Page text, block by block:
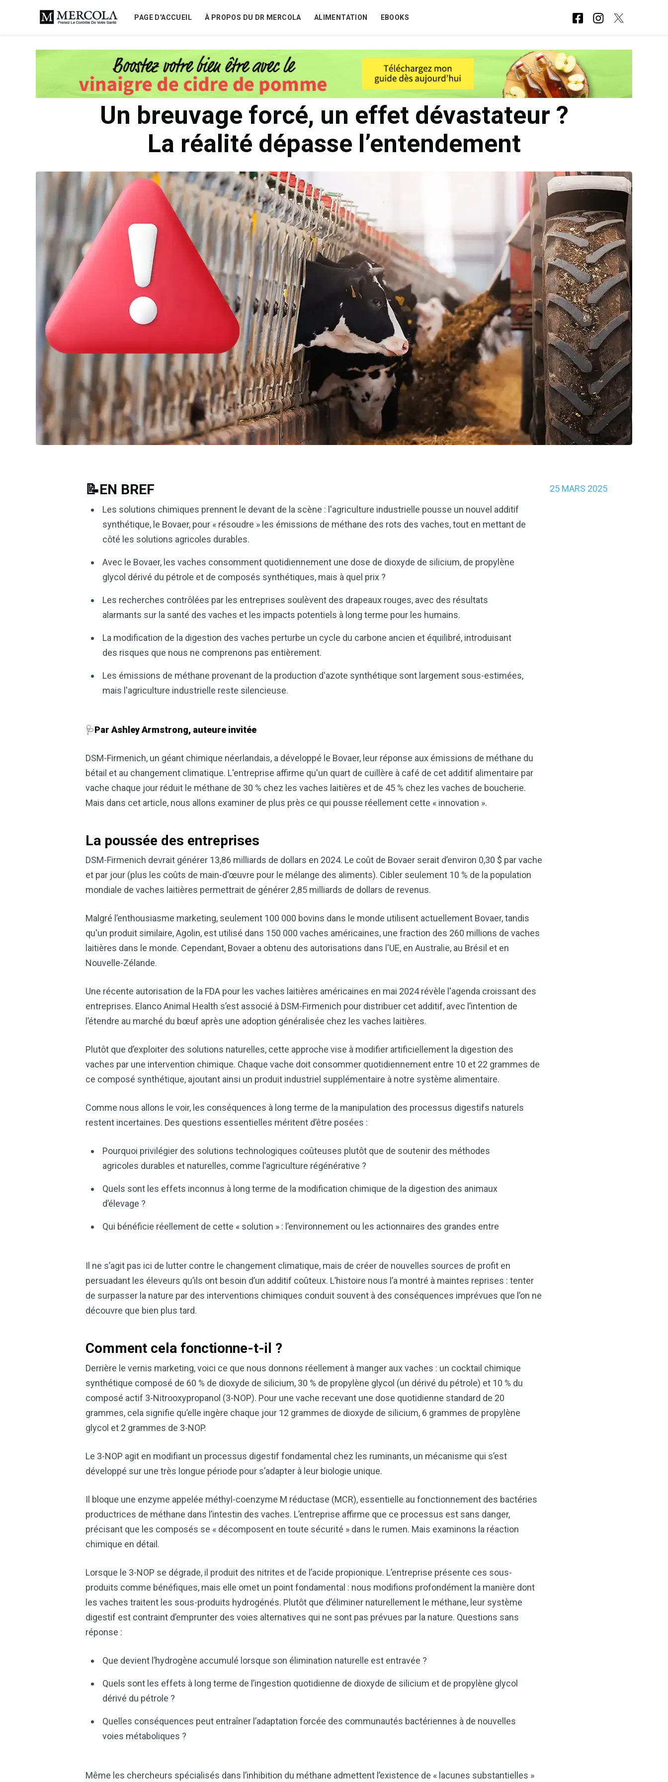
PAGE D'ACCUEIL À PROPOS DU DR MERCOLA ALIMENTATION EBOOKS
Un breuvage forcé, un effet dévastateur ?
La réalité dépasse l’entendement
25 MARS 2025
📝EN BREF
Les solutions chimiques prennent le devant de la scène : l'agriculture industrielle pousse un nouvel additif
synthétique, le Bovaer, pour « résoudre » les émissions de méthane des rots des vaches, tout en mettant de
côté les solutions agricoles durables.
Avec le Bovaer, les vaches consomment quotidiennement une dose de dioxyde de silicium, de propylène
glycol dérivé du pétrole et de composés synthétiques, mais à quel prix ?
Les recherches contrôlées par les entreprises soulèvent des drapeaux rouges, avec des résultats
alarmants sur la santé des vaches et les impacts potentiels à long terme pour les humains.
La modification de la digestion des vaches perturbe un cycle du carbone ancien et équilibré, introduisant
des risques que nous ne comprenons pas entièrement.
Les émissions de méthane provenant de la production d'azote synthétique sont largement sous-estimées,
mais l'agriculture industrielle reste silencieuse.
🩺Par Ashley Armstrong, auteure invitée
DSM-Firmenich, un géant chimique néerlandais, a développé le Bovaer, leur réponse aux émissions de méthane du
bétail et au changement climatique. L'entreprise affirme qu'un quart de cuillère à café de cet additif alimentaire par
vache chaque jour réduit le méthane de 30 % chez les vaches laitières et de 45 % chez les vaches de boucherie.
Mais dans cet article, nous allons examiner de plus près ce qui pousse réellement cette « innovation ».
La poussée des entreprises
DSM-Firmenich devrait générer 13,86 milliards de dollars en 2024. Le coût de Bovaer serait d’environ 0,30 $ par vache
et par jour (plus les coûts de main-d'œuvre pour le mélange des aliments). Cibler seulement 10 % de la population
mondiale de vaches laitières permettrait de générer 2,85 milliards de dollars de revenus.
Malgré l’enthousiasme marketing, seulement 100 000 bovins dans le monde utilisent actuellement Bovaer, tandis
qu'un produit similaire, Agolin, est utilisé dans 150 000 vaches américaines, une fraction des 260 millions de vaches
laitières dans le monde. Cependant, Bovaer a obtenu des autorisations dans l'UE, en Australie, au Brésil et en
Nouvelle-Zélande.
Une récente autorisation de la FDA pour les vaches laitières américaines en mai 2024 révèle l'agenda croissant des
entreprises. Elanco Animal Health s’est associé à DSM-Firmenich pour distribuer cet additif, avec l’intention de
l’étendre au marché du bœuf après une adoption généralisée chez les vaches laitières.
Plutôt que d’exploiter des solutions naturelles, cette approche vise à modifier artificiellement la digestion des
vaches par une intervention chimique. Chaque vache doit consommer quotidiennement entre 10 et 22 grammes de
ce composé synthétique, ajoutant ainsi un produit industriel supplémentaire à notre système alimentaire.
Comme nous allons le voir, les conséquences à long terme de la manipulation des processus digestifs naturels
restent incertaines. Des questions essentielles méritent d’être posées :
Pourquoi privilégier des solutions technologiques coûteuses plutôt que de soutenir des méthodes
agricoles durables et naturelles, comme l’agriculture régénérative ?
Quels sont les effets inconnus à long terme de la modification chimique de la digestion des animaux
d’élevage ?
Qui bénéficie réellement de cette « solution » : l’environnement ou les actionnaires des grandes entre
Il ne s’agit pas ici de lutter contre le changement climatique, mais de créer de nouvelles sources de profit en
persuadant les éleveurs qu’ils ont besoin d’un additif coûteux. L’histoire nous l’a montré à maintes reprises : tenter
de surpasser la nature par des interventions chimiques conduit souvent à des conséquences imprévues que l’on ne
découvre que bien plus tard.
Comment cela fonctionne-t-il ?
Derrière le vernis marketing, voici ce que nous donnons réellement à manger aux vaches : un cocktail chimique
synthétique composé de 60 % de dioxyde de silicium, 30 % de propylène glycol (un dérivé du pétrole) et 10 % du
composé actif 3-Nitrooxypropanol (3-NOP). Pour une vache recevant une dose quotidienne standard de 20
grammes, cela signifie qu’elle ingère chaque jour 12 grammes de dioxyde de silicium, 6 grammes de propylène
glycol et 2 grammes de 3-NOP.
Le 3-NOP agit en modifiant un processus digestif fondamental chez les ruminants, un mécanisme qui s’est
développé sur une très longue période pour s’adapter à leur biologie unique.
Il bloque une enzyme appelée méthyl-coenzyme M réductase (MCR), essentielle au fonctionnement des bactéries
productrices de méthane dans l’intestin des vaches. L’entreprise affirme que ce processus est sans danger,
précisant que les composés se « décomposent en toute sécurité » dans le rumen. Mais examinons la réaction
chimique en détail.
Lorsque le 3-NOP se dégrade, il produit des nitrites et de l’acide propionique. L’entreprise présente ces sous-
produits comme bénéfiques, mais elle omet un point fondamental : nous modifions profondément la manière dont
les vaches traitent les sous-produits hydrogénés. Plutôt que d’éliminer naturellement le méthane, leur système
digestif est contraint d’emprunter des voies alternatives qui ne sont pas prévues par la nature. Questions sans
réponse :
Que devient l’hydrogène accumulé lorsque son élimination naturelle est entravée ?
Quels sont les effets à long terme de l’ingestion quotidienne de dioxyde de silicium et de propylène glycol
dérivé du pétrole ?
Quelles conséquences peut entraîner l’adaptation forcée des communautés bactériennes à de nouvelles
voies métaboliques ?
Même les chercheurs spécialisés dans l’inhibition du méthane admettent l’existence de « lacunes substantielles »
grâce au vinaigre de cidre de pomme —
Accédez à mon guide dès maintenant
Le vinaigre de cidre de pomme (VCP) est l’un des
souhaitiez améliorer votre digestion, soutenir votre santé
cardiaque ou mieux gérer votre poids, il constitue un allié
précieux dans votre routine bien-être.
Découvrez comment le vinaigre de cidre de pomme
améliore naturellement votre bien-être !
TÉLÉCHARGEZ-LE MAINTENANT